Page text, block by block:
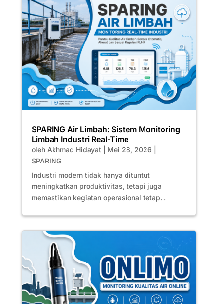
SPARING Air Limbah: Sistem Monitoring
Limbah Industri Real-Time
oleh Akhmad Hidayat| Mei 28, 2026
SPARING
Industri modern tidak hanya dituntut
meningkatkan produktivitas, tetapi juga
memastikan kegiatan operasional tetap...